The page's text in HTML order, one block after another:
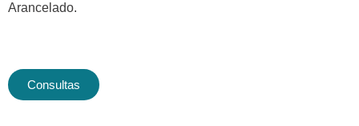
Arancelado.
Consultas